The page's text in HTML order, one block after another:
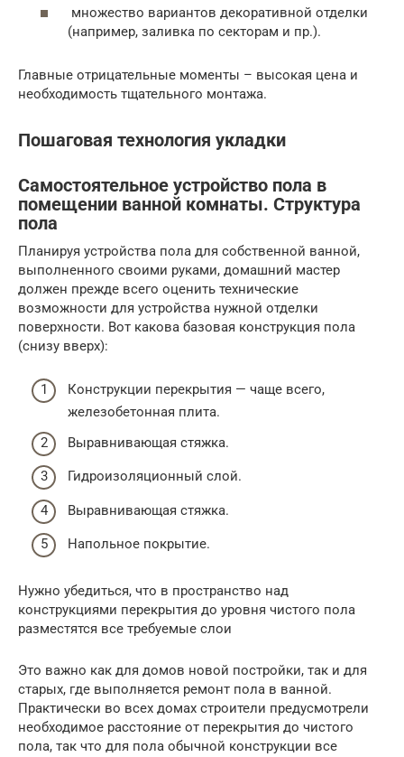
множество вариантов декоративной отделки
(например, заливка по секторам и пр.).
Главные отрицательные моменты – высокая цена и
необходимость тщательного монтажа.
Пошаговая технология укладки
Самостоятельное устройство пола в
помещении ванной комнаты. Структура
пола
Планируя устройства пола для собственной ванной,
выполненного своими руками, домашний мастер
должен прежде всего оценить технические
возможности для устройства нужной отделки
поверхности. Вот какова базовая конструкция пола
(снизу вверх):
Конструкции перекрытия — чаще всего,
железобетонная плита.
Выравнивающая стяжка.
Гидроизоляционный слой.
Выравнивающая стяжка.
Напольное покрытие.
Нужно убедиться, что в пространство над
конструкциями перекрытия до уровня чистого пола
разместятся все требуемые слои
Это важно как для домов новой постройки, так и для
старых, где выполняется ремонт пола в ванной.
Практически во всех домах строители предусмотрели
необходимое расстояние от перекрытия до чистого
пола, так что для пола обычной конструкции все